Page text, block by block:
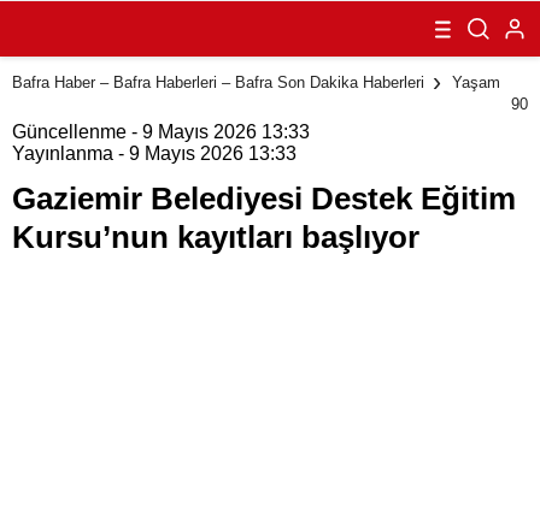
Destek Eğitim
Kursu’nun
kayıtları başlıyor
Bafra Haber – Bafra Haberleri – Bafra Son Dakika Haberleri
Yaşam
90
Güncellenme - 9 Mayıs 2026 13:33
Yayınlanma - 9 Mayıs 2026 13:33
Gaziemir Belediyesi Destek Eğitim
Kursu’nun kayıtları başlıyor